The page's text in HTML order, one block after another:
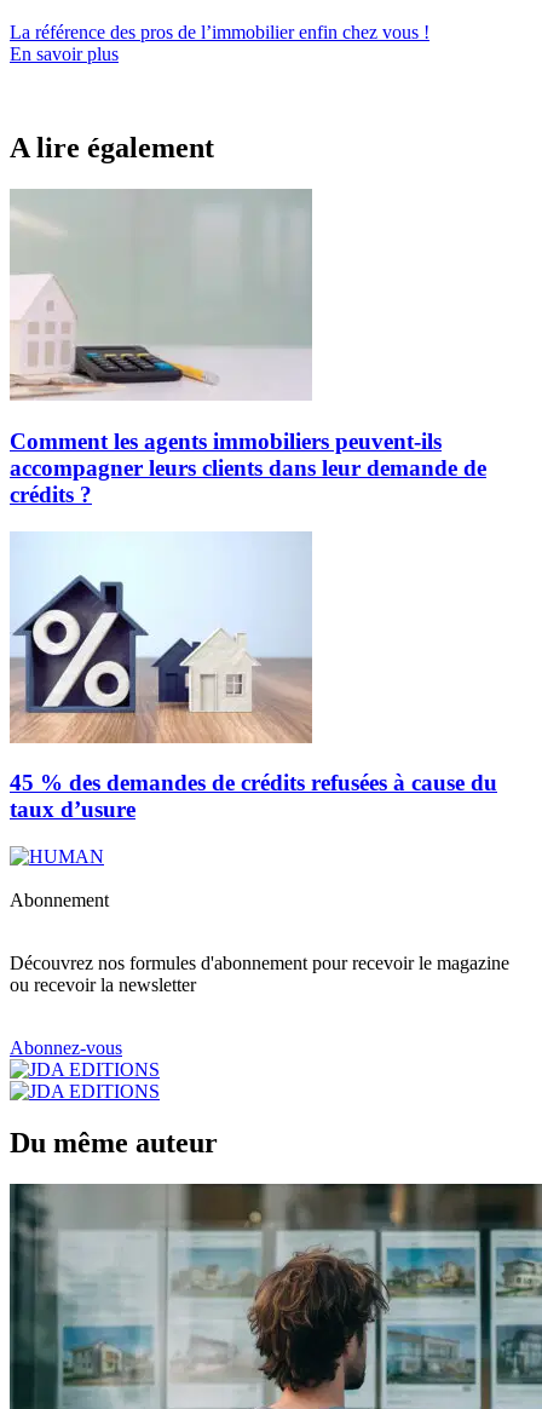
La référence des pros de l’immobilierenfin chez vous !
En savoir plus
A lire également
Comment les agents immobiliers peuvent-ils
accompagner leurs clients dans leur demande de
crédits ?
45 % des demandes de crédits refusées à cause du
taux d’usure
Abonnement
Découvrez nos formules d'abonnement pour recevoir le magazine
ou recevoir la newsletter
Abonnez-vous
Du même auteur